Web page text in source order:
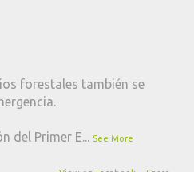
forestales también se
del Primer E... See More